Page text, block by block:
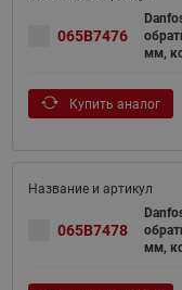
065B7476
мм,
Купить аналог
065B7478
мм,